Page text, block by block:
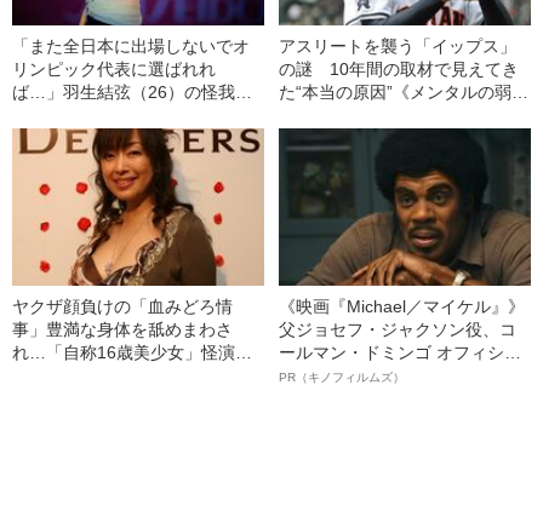
「また全日本に出場しないでオ
リンピック代表に選ばれれ
ば…」羽生結弦（26）の怪我公
アスリートを襲う「イップス」
の謎 10年間の取材で見えてき
た“本当の原因”《メンタルの弱さ
ヤクザ顔負けの「血みどろ情
事」豊満な身体を舐めまわさ
れ…「自称16歳美少女」怪演
《映画『Michael／マイケル』》
父ジョセフ・ジャクソン役、コ
ールマン・ドミンゴ オフィシャ
ルインタビュー“観客を魅了した
PR（キノフィルムズ）